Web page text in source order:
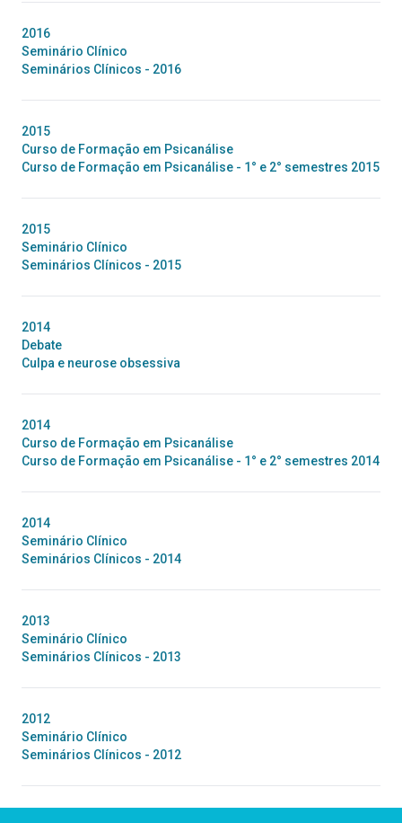
2016
Seminário Clínico
Seminários Clínicos - 2016
2015
Curso de Formação em Psicanálise
Curso de Formação em Psicanálise - 1° e 2° semestres 2015
2015
Seminário Clínico
Seminários Clínicos - 2015
2014
Debate
Culpa e neurose obsessiva
2014
Curso de Formação em Psicanálise
Curso de Formação em Psicanálise - 1° e 2° semestres 2014
2014
Seminário Clínico
Seminários Clínicos - 2014
2013
Seminário Clínico
Seminários Clínicos - 2013
2012
Seminário Clínico
Seminários Clínicos - 2012